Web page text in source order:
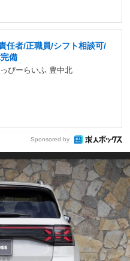
任者/正職員/シフト相談可/
備
ぴーらいふ 豊中北
Sponsored by